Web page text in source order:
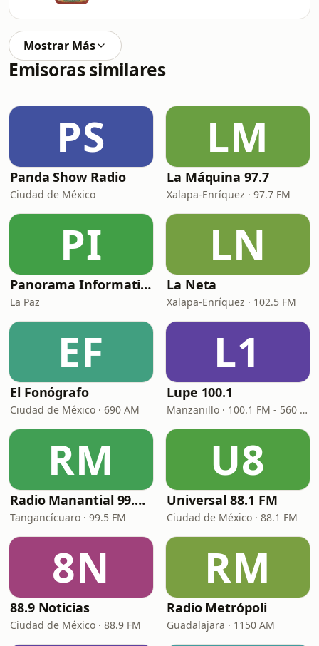
Mostrar Más
Emisoras similares
PS
Panda Show Radio
Ciudad de México
LM
La Máquina 97.7
Xalapa-Enríquez · 97.7 FM
PI
Panorama Informativo
La Paz
LN
La Neta
Xalapa-Enríquez · 102.5 FM
EF
El Fonógrafo
Ciudad de México · 690 AM
L1
Lupe 100.1
Manzanillo · 100.1 FM - 560 AM
RM
Radio Manantial 99.5 FM XHTGM
Tangancícuaro · 99.5 FM
U8
Universal 88.1 FM
Ciudad de México · 88.1 FM
8N
88.9 Noticias
Ciudad de México · 88.9 FM
RM
Radio Metrópoli
Guadalajara · 1150 AM